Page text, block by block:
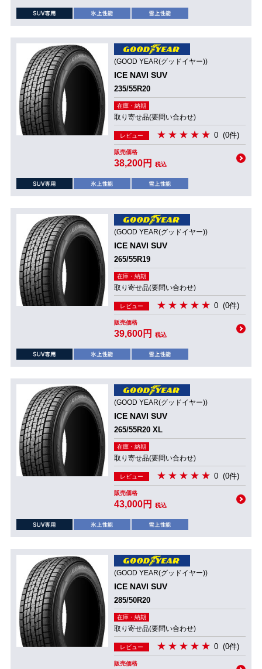
(GOOD YEAR(グッドイヤー))
ICE NAVI SUV
235/55R20
在庫・納期
取り寄せ品(要問い合わせ)
レビュー 0 (0件)
販売価格
38,200円 税込
(GOOD YEAR(グッドイヤー))
ICE NAVI SUV
265/55R19
在庫・納期
取り寄せ品(要問い合わせ)
レビュー 0 (0件)
販売価格
39,600円 税込
(GOOD YEAR(グッドイヤー))
ICE NAVI SUV
265/55R20 XL
在庫・納期
取り寄せ品(要問い合わせ)
レビュー 0 (0件)
販売価格
43,000円 税込
(GOOD YEAR(グッドイヤー))
ICE NAVI SUV
285/50R20
在庫・納期
取り寄せ品(要問い合わせ)
レビュー 0 (0件)
販売価格